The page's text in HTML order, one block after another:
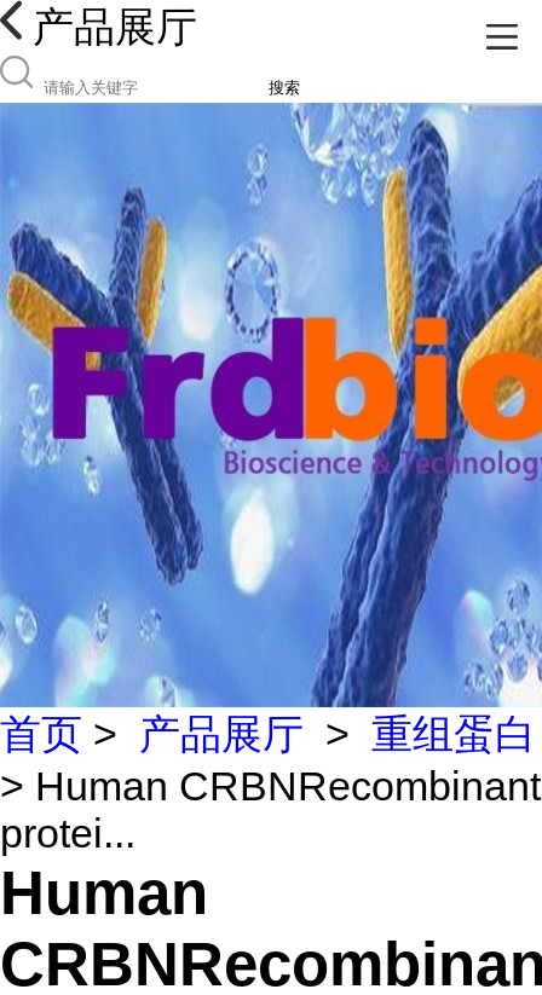
产品展厅
搜索
首页 > 产品展厅 > 重组蛋白
> Human CRBNRecombinant
protei...
Human